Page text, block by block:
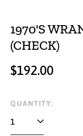
1970'S
(CHECK)
Regular
$192.00
QUANTITY: